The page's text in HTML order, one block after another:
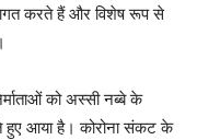
करते हैं और विशेष रूप से
को अस्सी नब्बे के
हुए आया है। कोरोना संकट के